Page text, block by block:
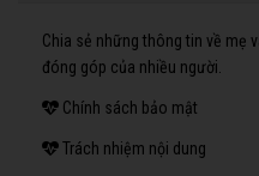
Chia sẻ những thông tin về mẹ
đóng góp của nhiều người.
Chính sách bảo mật
Trách nhiệm nội dung